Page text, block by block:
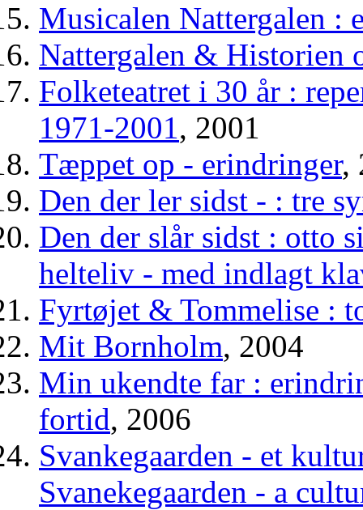
Musicalen Nattergalen :
Nattergalen & Historien
Folketeatret i 30 år :
1971-2001, 2001
Tæppet op - erindringer,
Den der ler sidst - : tre
Den der slår sidst : otto
helteliv - med indlagt
Fyrtøjet & Tommelise :
Mit Bornholm, 2004
Min ukendte far :
fortid, 2006
Svankegaarden - et
Svanekegaarden - a